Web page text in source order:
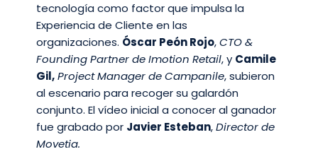
tecnología como factor que impulsa la
Experiencia de Cliente en las
organizaciones. Óscar Peón Rojo,CTO &
Founding Partner de Imotion Retail, y Camile
Gil,Project Manager de Campanile, subieron
al escenario para recoger su galardón
conjunto. El vídeo inicial a conocer al ganador
fue grabado por Javier Esteban,Director de
Movetia.